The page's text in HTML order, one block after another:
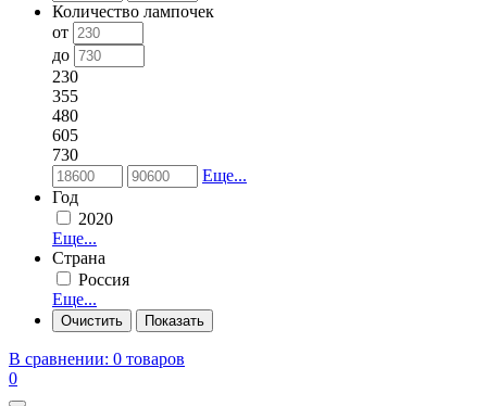
Количество лампочек
от
до
230
355
480
605
730
Еще...
Год
2020
Еще...
Страна
Россия
Еще...
В сравнении: 0 товаров
0